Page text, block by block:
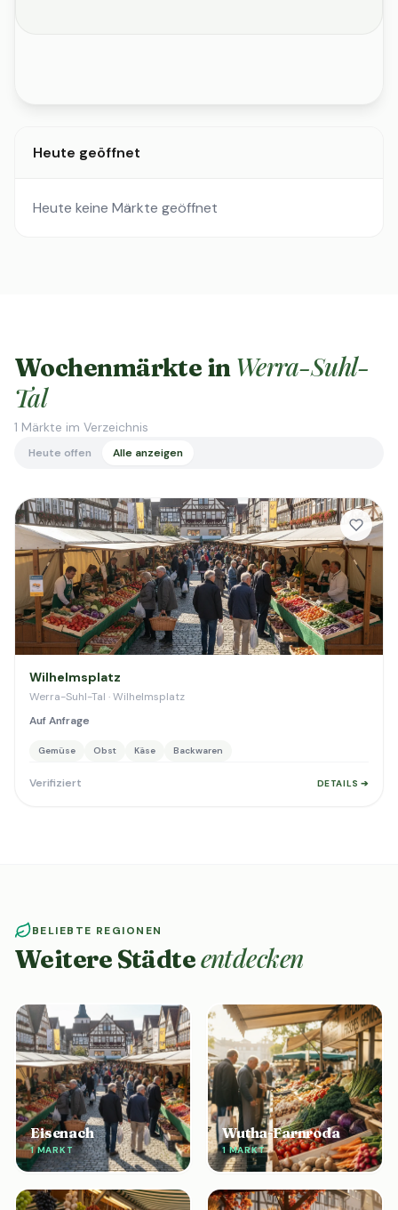
Heute geöffnet
Heute keine Märkte geöffnet
Wochenmärkte in Werra-Suhl-
Tal
1 Märkte im Verzeichnis
Heute offen Alle anzeigen
Wilhelmsplatz
Werra-Suhl-Tal · Wilhelmsplatz
Auf Anfrage
Gemüse Obst Käse Backwaren
Verifiziert DETAILS ➔
BELIEBTE REGIONEN
Weitere Städteentdecken
Eisenach
1 MARKT
Wutha-Farnroda
1 MARKT